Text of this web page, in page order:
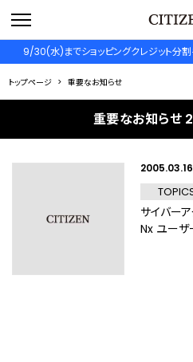
9/30(水)までショッピングクレジット分
トップページ 重要なお知らせ
重要なお知らせ
2005.03.16
サイバー
Nx ユーザ